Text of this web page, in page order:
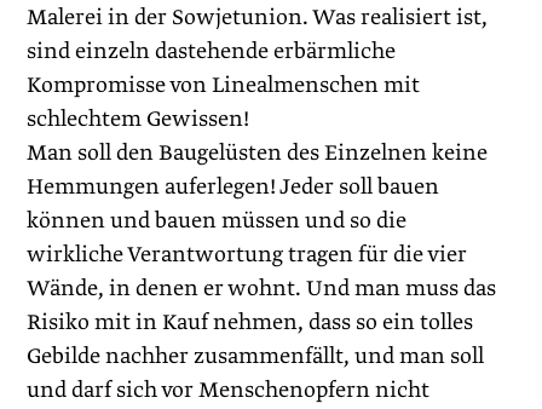
Malerei in der Sowjetunion. Was realisiert ist,
sind einzeln dastehende erbärmliche
Kompromisse von Linealmenschen mit
schlechtem Gewissen!
Man soll den Baugelüsten des Einzelnen keine
Hemmungen auferlegen! ­Jeder soll bauen
können und bauen müssen und so die
wirkliche Verantwortung tragen für die vier
Wände, in denen er wohnt. Und man muss das
Risiko mit in Kauf nehmen, dass so ein tolles
Gebilde nachher zusammenfällt, und man soll
und darf sich vor Menschenopfern nicht